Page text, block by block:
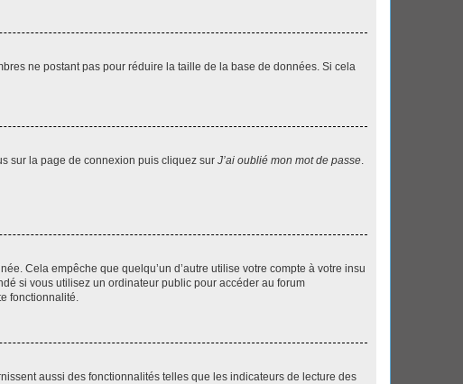
ne postant pas pour réduire la taille de la base de données. Si cela
sur la page de connexion puis cliquez sur J’ai oublié mon mot de passe.
Cela empêche que quelqu’un d’autre utilise votre compte à votre insu
si vous utilisez un ordinateur public pour accéder au forum
fonctionnalité.
aussi des fonctionnalités telles que les indicateurs de lecture des